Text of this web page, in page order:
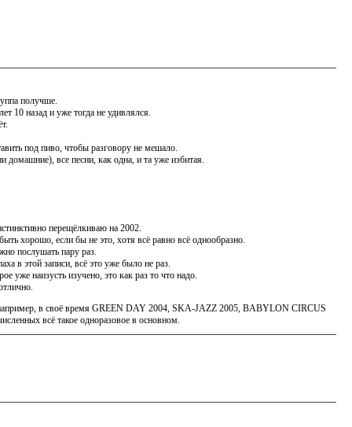
получше.
10 назад и уже тогда не удивлялся.
под пиво, чтобы разговору не мешало.
все песни, как одна, и та уже избитая.
перещёлкиваю на 2002.
хорошо, если бы не это, хотя всё равно всё однообразно.
послушать пару раз.
в этой записи, всё это уже было не раз.
наизусть изучено, это как раз то что надо.
в своё время GREEN DAY 2004, SKA-JAZZ 2005, BABYLON CIRCUS
всё такое одноразовое в основном.